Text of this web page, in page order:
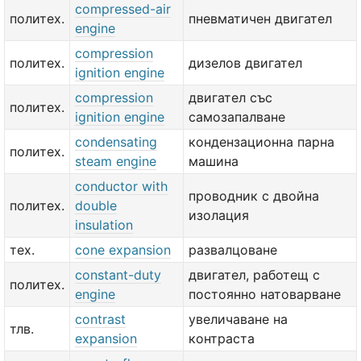
политех.
compressed-air
engine
пневматичен двигател
политех.
compression
ignition engine
дизелов двигател
политех.
compression
ignition engine
двигател със
самозапалване
политех.
condensating
steam engine
кондензационна парна
машина
политех.
conductor with
double
insulation
проводник с двойна
изолация
тех. cone expansion развалцоване
политех.
constant-duty
engine
двигател, работещ с
постоянно натоварване
тлв.
contrast
expansion
увеличаване на
контраста